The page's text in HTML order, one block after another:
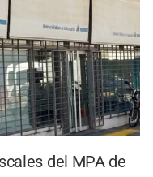
del MPA de